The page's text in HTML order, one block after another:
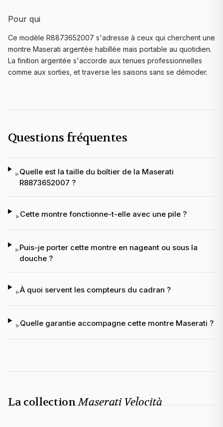
Pour qui
Ce modèle R8873652007 s'adresse à ceux qui cherchent une
montre Maserati argentée habillée mais portable au quotidien.
La finition argentée s'accorde aux tenues professionnelles
comme aux sorties, et traverse les saisons sans se démoder.
Questions fréquentes
▸Quelle est la taille du boîtier de la Maserati
R8873652007 ?
▸Cette montre fonctionne-t-elle avec une pile ?
▸Puis-je porter cette montre en nageant ou sous la
douche ?
▸À quoi servent les compteurs du cadran ?
▸Quelle garantie accompagne cette montre Maserati ?
La collectionMaserati Velocità